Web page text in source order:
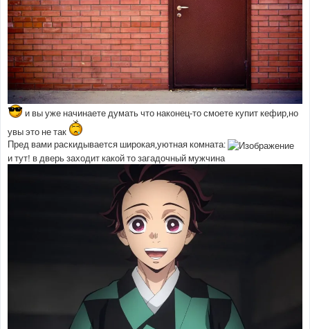
и вы уже начинаете думать что наконец-то смоете купит кефир,но
увы это не так
Пред вами раскидывается широкая,уютная комната:
и тут! в дверь заходит какой то загадочный мужчина